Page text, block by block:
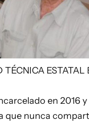
TÉCNICA ESTATAL
en 2016
que nunca